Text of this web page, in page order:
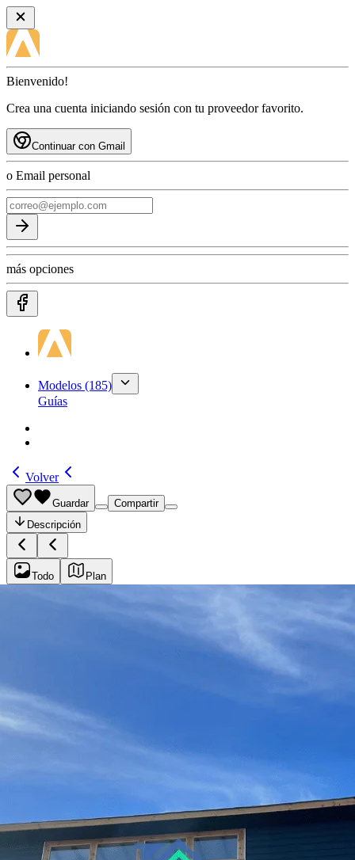
Bienvenido!
Crea una cuenta iniciando sesión con tu proveedor favorito.
Continuar con Gmail
o Email personal
más opciones
Modelos (185)
Guías
Volver
Guardar
Compartir
Descripción
Todo Plan